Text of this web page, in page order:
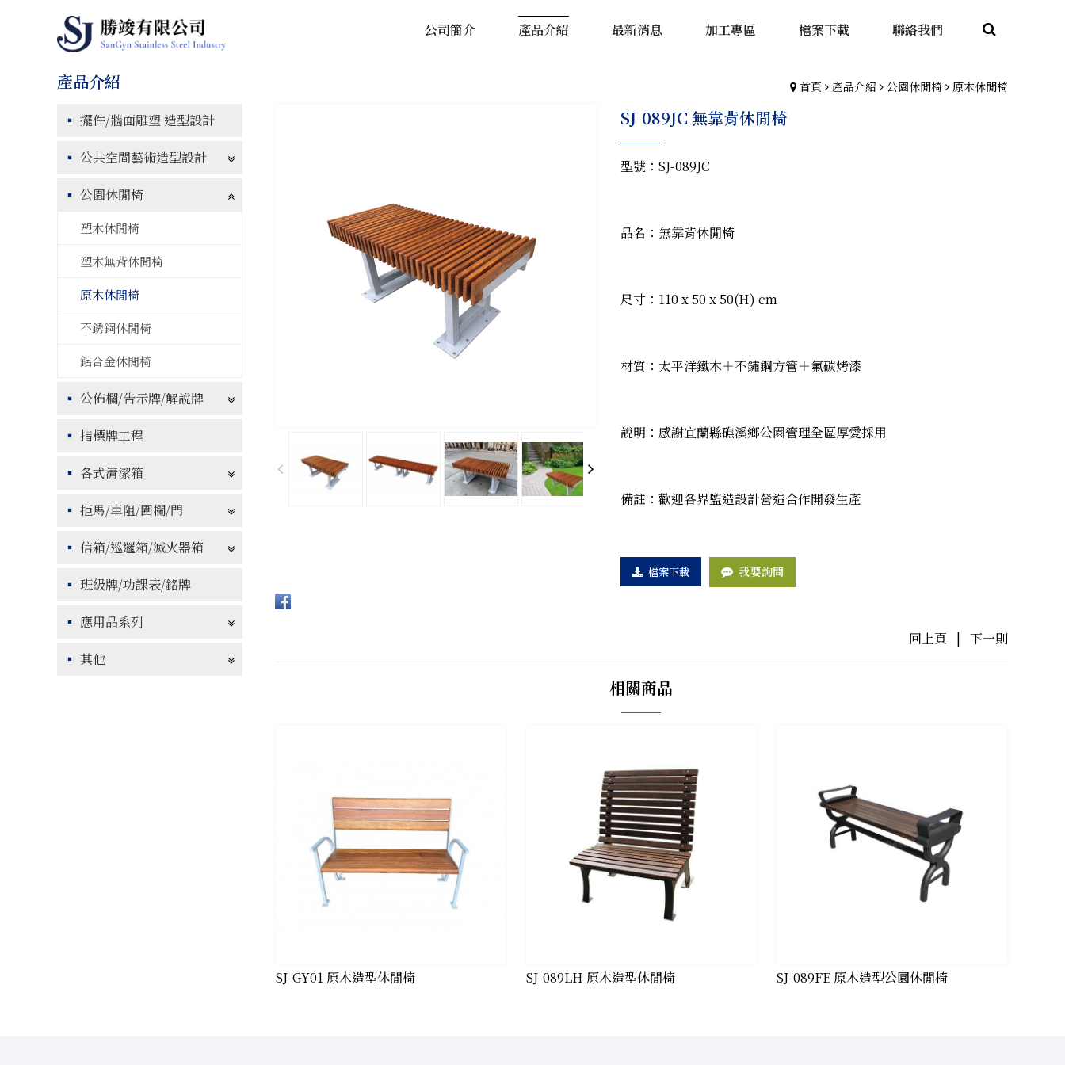
公司簡介 產品介紹 最新消息 加工專區 檔案下載 聯絡我們
首頁 產品介紹 公園休閒椅 原木休閒椅
擺件/牆面雕塑 造型設計
公共空間藝術造型設計
公園休閒椅
塑木休閒椅
塑木無背休閒椅
原木休閒椅
不銹鋼休閒椅
鋁合金休閒椅
公佈欄/告示牌/解說牌
指標牌工程
各式清潔箱
拒馬/車阻/圍欄/門
信箱/巡邏箱/滅火器箱
班級牌/功課表/銘牌
應用品系列
其他
SJ-089JC 無靠背休閒椅
型號：SJ-089JC
品名：無靠背休閒椅
尺寸：110 x 50 x 50(H) cm
材質：太平洋鐵木＋不鏽鋼方管＋氟碳烤漆
說明：感謝宜蘭縣礁溪鄉公園管理全區厚愛採用
備註：歡迎各界監造設計營造合作開發生產
檔案下載 我要詢問
回上頁 | 下一則
相關商品
SJ-GY01 原木造型休閒椅 SJ-089LH 原木造型休閒椅 SJ-089FE 原木造型公園休閒椅